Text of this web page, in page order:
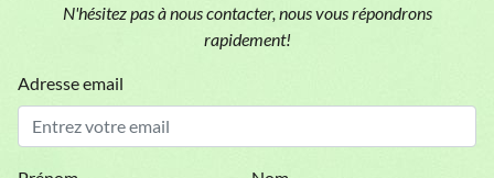
N'hésitez pas à nous contacter, nous vous répondrons
rapidement!
Adresse email